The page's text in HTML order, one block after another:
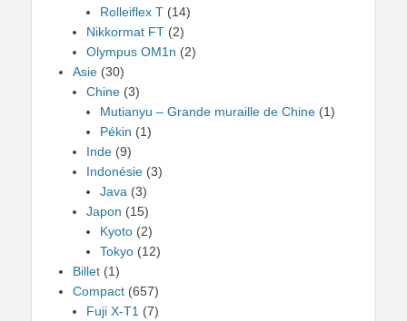
Rolleiflex T (14)
Nikkormat FT (2)
Olympus OM1n (2)
Asie (30)
Chine (3)
Mutianyu – Grande muraille de Chine (1)
Pékin (1)
Inde (9)
Indonésie (3)
Java (3)
Japon (15)
Kyoto (2)
Tokyo (12)
Billet (1)
Compact (657)
Fuji X-T1 (7)